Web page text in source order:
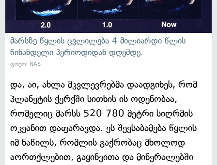
მარსზე წყლის ცვლილება 4 მილიარდი წლის
წინანდელი პერიოდიდან დღემდე.
ფოტო: NAS
და, აი, ახლა მკვლევრებმა დაადგინეს, რომ
პლანეტის ქერქში სითხის ის ოდენობაა,
რომელიც მარსს 520-780 მეტრი სიღრმის
ოკეანით დაფარავდა. ეს შეესაბამება წყლის
იმ ნაწილს, რომლის გაქრობაც მხოლოდ
აორთქლებით, გაყინვითა და მინერალებში